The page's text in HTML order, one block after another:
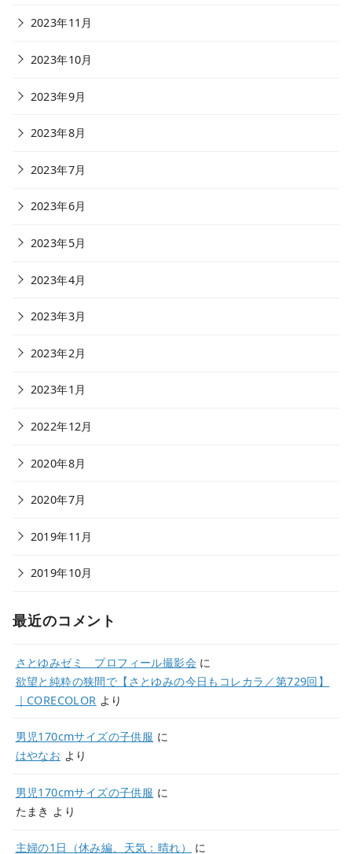
2023年11月
2023年10月
2023年9月
2023年8月
2023年7月
2023年6月
2023年5月
2023年4月
2023年3月
2023年2月
2023年1月
2022年12月
2020年8月
2020年7月
2019年11月
2019年10月
最近のコメント
さとゆみゼミ プロフィール撮影会 に
欲望と純粋の狭間で【さとゆみの今日もコレカラ／第729回】
｜CORECOLOR より
男児170cmサイズの子供服 に
はやなお より
男児170cmサイズの子供服 に
たまき より
主婦の1日（休み編、天気：晴れ） に